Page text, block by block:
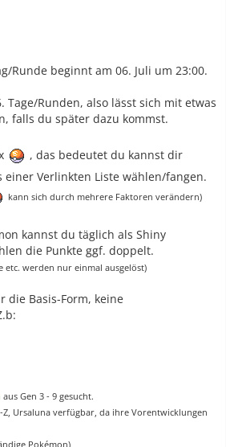
Runde beginnt am 06. Juli um 23:00.
Tage/Runden, also lässt sich mit etwas
falls du später dazu kommst.
, das bedeutet du kannst dir
einer Verlinkten Liste wählen/fangen.
kann sich durch mehrere Faktoren verändern)
kannst du täglich als Shiny
die Punkte ggf. doppelt.
etc. werden nur einmal ausgelöst)
die Basis-Form, keine
aus Gen 3 - 9 gesucht.
Ursaluna verfügbar, da ihre Vorentwicklungen